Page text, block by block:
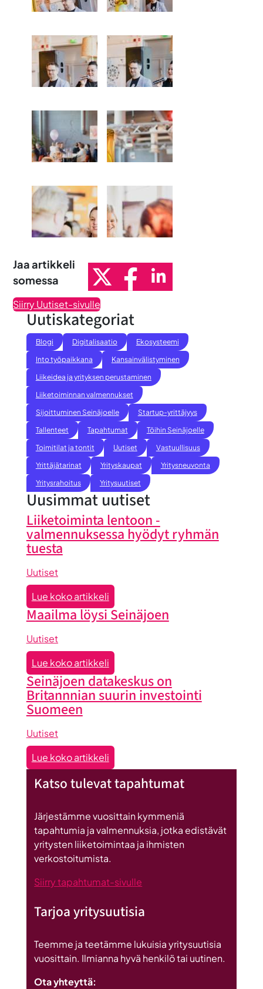
Jaa artikkeli
somessa
Siirry Uutiset-sivulle
Uutiskategoriat
Blogi Digitalisaatio
Ekosysteemi
Into työpaikkana
Kansainvälistyminen
Liikeidea ja yrityksen perustaminen
Liiketoiminnan valmennukset
Sijoittuminen Seinäjoelle
Startup-yrittäjyys
Tallenteet
Tapahtumat
Töihin Seinäjoelle
Toimitilat ja tontit
Uutiset
Vastuullisuus
Yrittäjätarinat
Yrityskaupat
Yritysneuvonta
Yritysrahoitus
Yritysuutiset
Uusimmat uutiset
Liiketoiminta lentoon -
valmennuksessa hyödyt ryhmän
tuesta
Uutiset
Lue koko artikkeli:
Liiketoiminta
lentoon
valmennuksessa
hyödyt
ryhmän
tuesta
Maailma löysi Seinäjoen
Uutiset
Lue koko artikkeli:
Maailma
löysi
Seinäjoen
Seinäjoen datakeskus on
Britannnian suurin investointi
Suomeen
Uutiset
Lue koko artikkeli:
Seinäjoen
datakeskus
Britannnian
suurin
investointi
Katso tulevat tapahtumat
Järjestämme vuosittain kymmeniä
tapahtumia ja valmennuksia, jotka edistävät
yritysten liiketoimintaa ja ihmisten
verkostoitumista.
Siirry tapahtumat-sivulle
Tarjoa yritysuutisia
Teemme ja teetämme lukuisia yritysuutisia
vuosittain. Ilmianna hyvä henkilö tai uutinen.
Ota yhteyttä: